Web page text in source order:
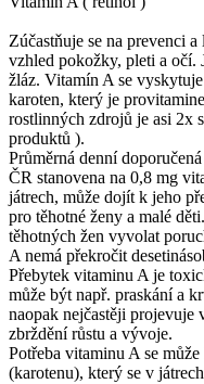
Zúčastňuje se na prevenci
vzhled pokožky, pleti a očí.
žláz. Vitamín A se
karoten, který je
rostlinných zdrojů je asi 2x
produktů ).
Průměrná denní
ČR stanovena na 0,8 mg
játrech, může dojít k jeho
pro těhotné ženy a malé
těhotných žen vyvolat
A nemá překročit
Přebytek vitaminu A je
může být např. praskání a
naopak nejčastěji projevuje
zbrždění růstu a vývoje.
Potřeba vitaminu A se
(karotenu), který se v